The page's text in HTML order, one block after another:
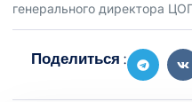
генерального директора
Поделиться :